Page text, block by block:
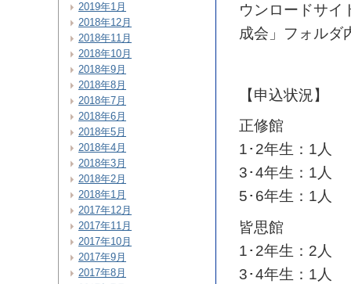
ウンロードサイ
成会」フォル
【申込状況】
正修館
1･2年生：1人
3･4年生：1人
5･6年生：1人
皆思館
1･2年生：2人
3･4年生：1人
2019年1月
2018年12月
2018年11月
2018年10月
2018年9月
2018年8月
2018年7月
2018年6月
2018年5月
2018年4月
2018年3月
2018年2月
2018年1月
2017年12月
2017年11月
2017年10月
2017年9月
2017年8月